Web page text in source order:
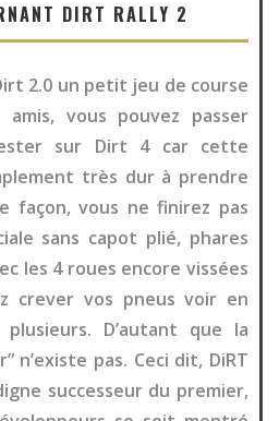
DIRT RALLY 2
2.0 un petit jeu de course
vous pouvez passer
sur Dirt 4 car cette
très dur à prendre
façon, vous ne finirez pas
sans capot plié, phares
les 4 roues encore vissées
crever vos pneus voir en
D’autant que la
n’existe pas. Ceci dit, DiRT
successeur du premier,